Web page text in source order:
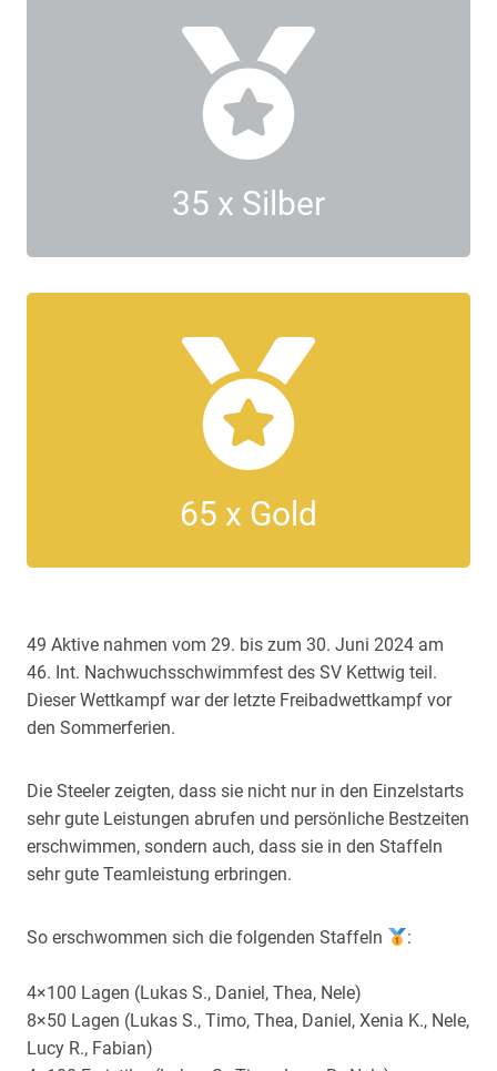
35 x Silber
65 x Gold
49 Aktive nahmen vom 29. bis zum 30. Juni 2024 am
46. Int. Nachwuchsschwimmfest des SV Kettwig teil.
Dieser Wettkampf war der letzte Freibadwettkampf vor
den Sommerferien.
Die Steeler zeigten, dass sie nicht nur in den Einzelstarts
sehr gute Leistungen abrufen und persönliche Bestzeiten
erschwimmen, sondern auch, dass sie in den Staffeln
sehr gute Teamleistung erbringen.
So erschwommen sich die folgenden Staffeln :
4×100 Lagen (Lukas S., Daniel, Thea, Nele)
8×50 Lagen (Lukas S., Timo, Thea, Daniel, Xenia K., Nele,
Lucy R., Fabian)